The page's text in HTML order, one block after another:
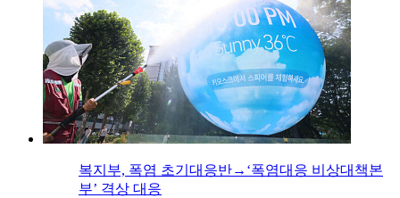
복지부, 폭염 초기대응반→‘폭염대응 비상대책본
부’ 격상 대응